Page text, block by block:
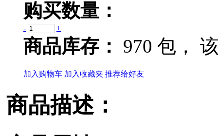
购买数量：
- +
商品库存： 970 包，
加入购物车 加入收藏夹 推荐给好友
商品描述：